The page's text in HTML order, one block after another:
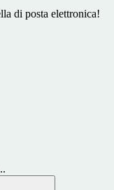
di posta elettronica!